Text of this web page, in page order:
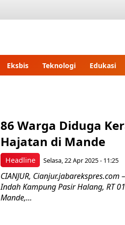
Eksbis Teknologi Edukasi
Headline
86 Warga Diduga
Hajatan di Mande
Selasa, 22 Apr 2025 - 11:25
CIANJUR,
Indah Kampung Pasir Halang, RT
Mande,...